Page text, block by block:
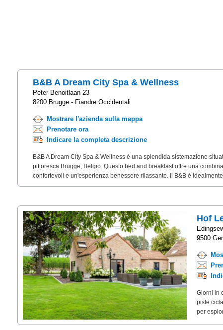
B&B A Dream City Spa & Wellness
Peter Benoitlaan 23
8200 Brugge - Fiandre Occidentali
Mostrare l'azienda sulla mappa
Prenotare ora
Indicare la completa descrizione
B&B A Dream City Spa & Wellness è una splendida sistemazione
pittoresca Brugge, Belgio. Questo bed and breakfast offre una
confortevoli e un'esperienza benessere rilassante. Il B&B è
Hof
9500
Giorni in
piste
per